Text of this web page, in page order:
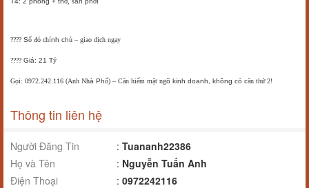
???? Sổ đỏ chính chủ – giao dịch ngay
???? Giá: 21 Tỷ
Gọi: 0972.242.116 (Anh Nhà Phố) – Căn hiếm mặt ngõ kinh doanh, không có căn thứ 2!
Thông tin liên hệ
Người Đăng Tin : Tuananh22386
Họ và Tên
: Nguyễn Tuấn Anh
Điện Thoại
: 0972242116